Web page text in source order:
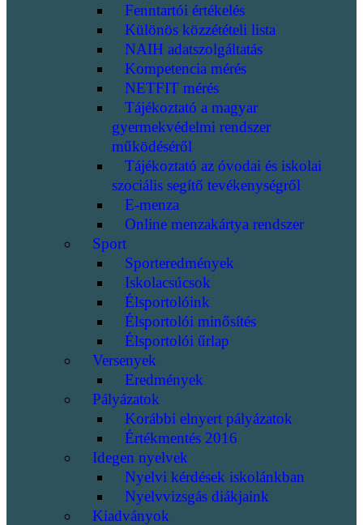
Fenntartói értékelés
Különös közzétételi lista
NAIH adatszolgáltatás
Kompetencia mérés
NETFIT mérés
Tájékoztató a magyar
gyermekvédelmi rendszer
működéséről
Tájékoztató az óvodai és iskolai
szociális segítő tevékenységről
E-menza
Online menzakártya rendszer
Sport
Sporteredmények
Iskolacsúcsok
Élsportolóink
Élsportolói minősítés
Élsportolói űrlap
Versenyek
Eredmények
Pályázatok
Korábbi elnyert pályázatok
Értékmentés 2016
Idegen nyelvek
Nyelvi kérdések iskolánkban
Nyelvvizsgás diákjaink
Kiadványok